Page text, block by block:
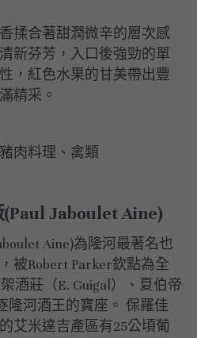
揉合著甜潤微辛的層次感
新芬芳，入口後強勁的單
，紅色水果的甘美帶出豐
精采。
肉料理、禽類
Jaboulet Aine)
Aine)為隆河最著名也
被Robert Parker欽點為全
酒莊（E. Guigal）、夏伯帝
隆河酒王的寶座。 保羅佳
艾米達吉產區有25公頃葡